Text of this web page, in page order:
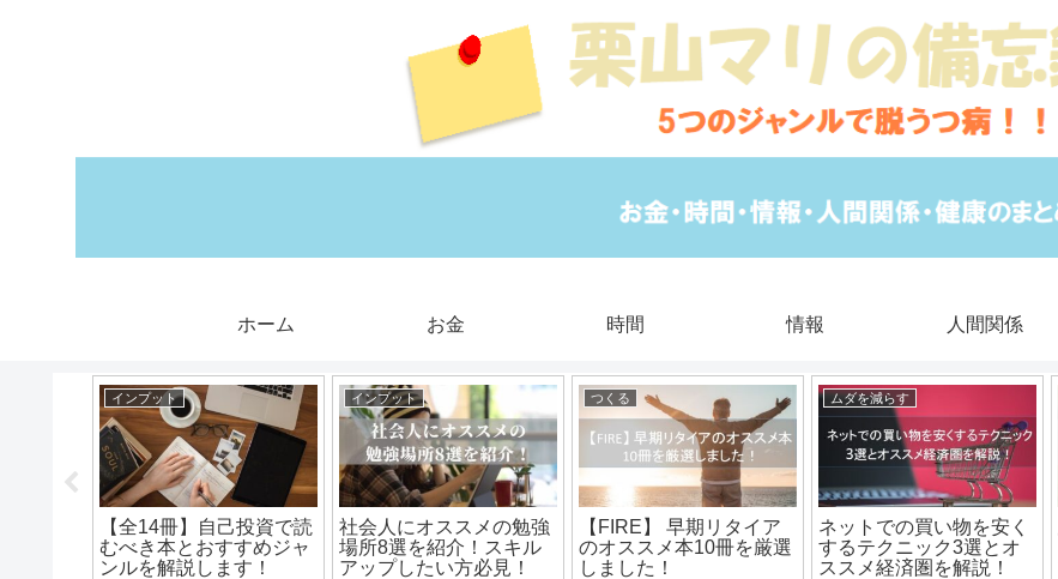
ホーム お金 時間 情報 人間関係
インプット
【全14冊】自己投資で読
むべき本とおすすめジャ
ンルを解説します！
インプット
社会人にオススメの勉強
場所8選を紹介！スキル
アップしたい方必見！
つくる
【FIRE】 早期リタイア
のオススメ本10冊を厳選
しました！
ムダを減らす
ネットでの買い物を安く
するテクニック3選とオ
ススメ経済圏を解説！